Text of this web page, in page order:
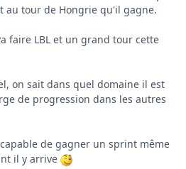
au tour de Hongrie qu'il gagne.
faire LBL et un grand tour cette
on sait dans quel domaine il est
de progression dans les autres
de gagner un sprint même
il y arrive